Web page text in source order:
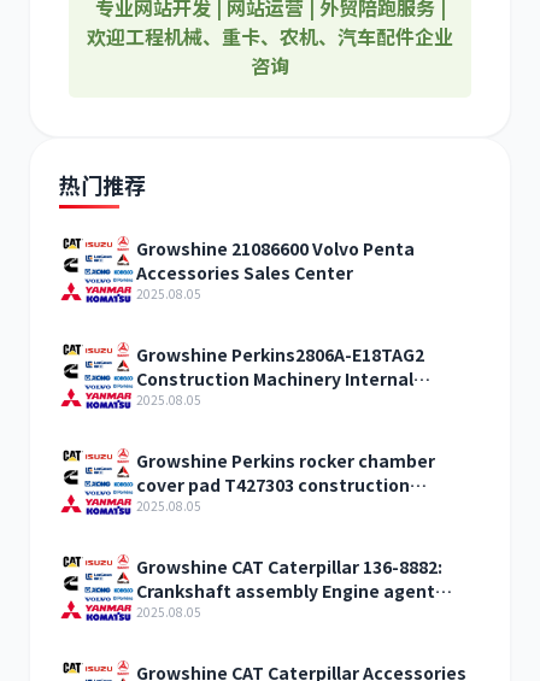
专业网站开发 | 网站运营 | 外贸陪跑服务 |
欢迎工程机械、重卡、农机、汽车配件企业
咨询
热门推荐
Growshine 21086600 Volvo Penta
Accessories Sales Center
2025.08.05
Growshine Perkins2806A-E18TAG2
Construction Machinery Internal
Combustion Engine Accessories
2025.08.05
Growshine Perkins rocker chamber
cover pad T427303 construction
machinery internal combustion engine
2025.08.05
Growshine CAT Caterpillar 136-8882:
Crankshaft assembly Engine agent
sales
2025.08.05
Growshine CAT Caterpillar Accessories